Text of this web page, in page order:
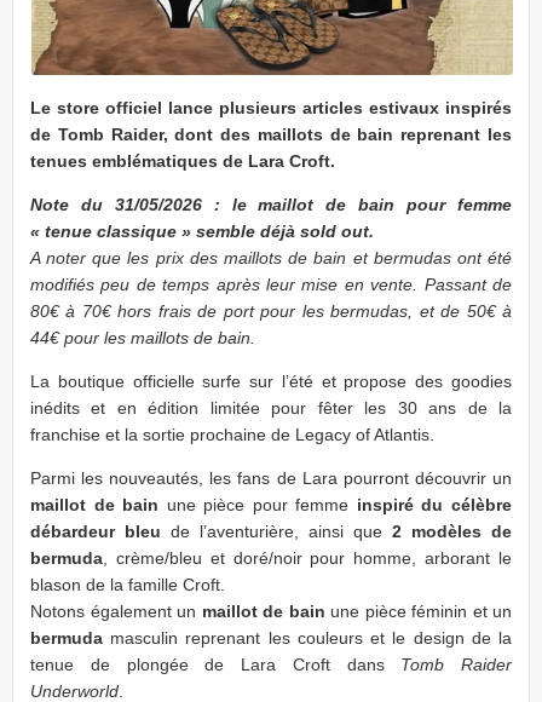
Le store officiel lance plusieurs articles estivaux inspirés
de Tomb Raider, dont des maillots de bain reprenant les
tenues emblématiques de Lara Croft.
Note du 31/05/2026 : le maillot de bain pour femme
« tenue classique » semble déjà sold out.
A noter que les prix des maillots de bain et bermudas ont été
modifiés peu de temps après leur mise en vente. Passant de
80€ à 70€ hors frais de port pour les bermudas, et de 50€ à
44€ pour les maillots de bain.
La boutique officielle surfe sur l’été et propose des goodies
inédits et en édition limitée pour fêter les 30 ans de la
franchise et la sortie prochaine de Legacy of Atlantis.
Parmi les nouveautés, les fans de Lara pourront découvrir un
maillot de bain une pièce pour femme inspiré du célèbre
débardeur bleu de l’aventurière, ainsi que 2 modèles de
bermuda , crème/bleu et doré/noir pour homme, arborant le
blason de la famille Croft.
Notons également un maillot de bain une pièce féminin et un
bermuda masculin reprenant les couleurs et le design de la
tenue de plongée de Lara Croft dans Tomb Raider
Underworld